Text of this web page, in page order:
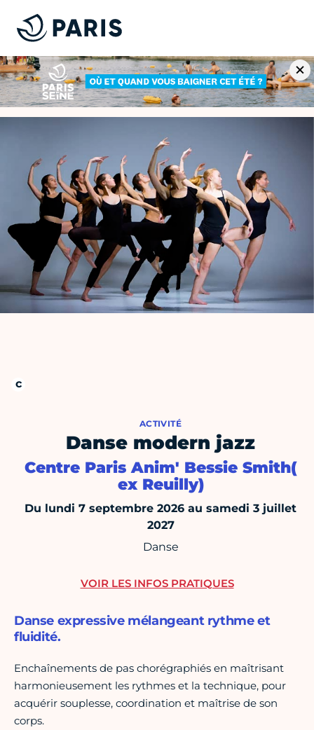
ACTIVITÉ
Danse modern jazz
Centre Paris Anim' Bessie Smith(
ex Reuilly)
Du lundi 7 septembre 2026 au samedi 3 juillet
2027
Danse
Danse expressive mélangeant rythme et
fluidité.
Enchaînements de pas chorégraphiés en maîtrisant
harmonieusement les rythmes et la technique, pour
acquérir souplesse, coordination et maîtrise de son
corps.
VOIR LES INFOS PRATIQUES